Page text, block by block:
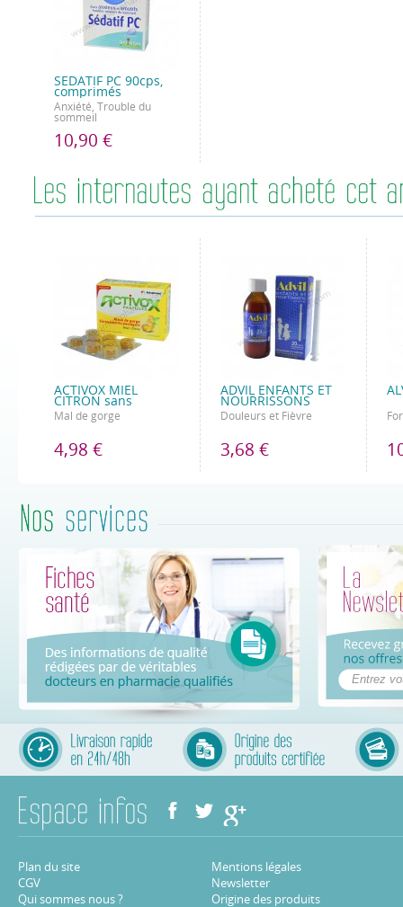
SEDATIF PC 90cps,
comprimés
Anxiété, Trouble du
sommeil
10,90 €
ACTIVOX MIEL
CITRON sans
Mal de gorge
4,98 €
ADVIL ENFANTS ET
NOURRISSONS
Douleurs et Fièvre
3,68 €
Plan du site
Mentions légales
CGV
Newsletter
Qui sommes nous ?
Origine des produits